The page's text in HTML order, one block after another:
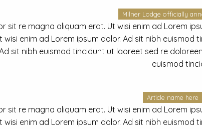
Milner Lodge officially
sit re magna aliquam erat. Ut wisi enim ad Lorem
wisi enim ad Lorem ipsum dolor. Ad sit nibh
sit nibh euismod tincidunt ut laoreet sed re
euismod
Article name here
sit re magna aliquam erat. Ut wisi enim ad Lorem
wisi enim ad Lorem ipsum dolor. Ad sit nibh